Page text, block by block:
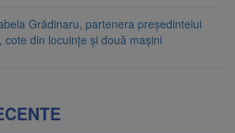
Grădinaru, partenera președintelui
cote din locuințe și două mașini